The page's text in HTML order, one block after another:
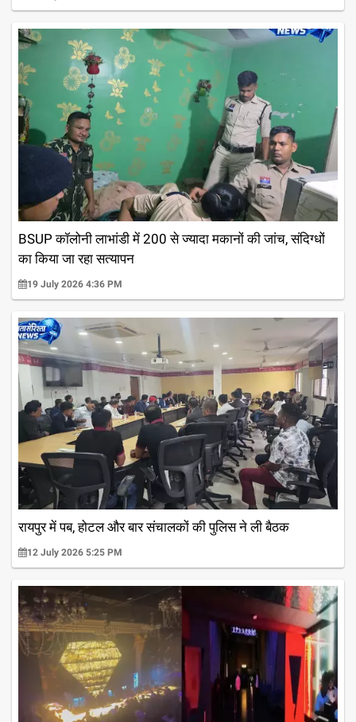
BSUP कॉलोनी लाभांडी में 200 से ज्यादा मकानों की जांच, संदिग्धों
का किया जा रहा सत्यापन
19 July 2026 4:36 PM
रायपुर में पब, होटल और बार संचालकों की पुलिस ने ली बैठक
12 July 2026 5:25 PM